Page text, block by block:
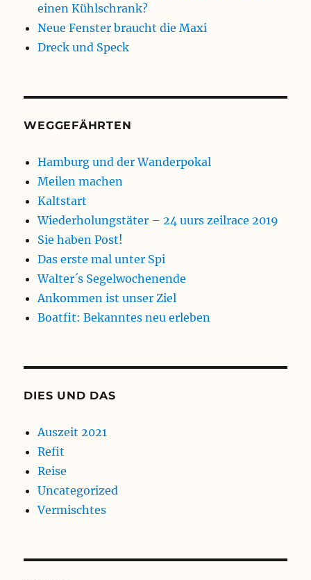
einen Kühlschrank?
Neue Fenster braucht die Maxi
Dreck und Speck
WEGGEFÄHRTEN
Hamburg und der Wanderpokal
Meilen machen
Kaltstart
Wiederholungstäter – 24 uurs zeilrace 2019
Sie haben Post!
Das erste mal unter Spi
Walter´s Segelwochenende
Ankommen ist unser Ziel
Boatfit: Bekanntes neu erleben
DIES UND DAS
Auszeit 2021
Refit
Reise
Uncategorized
Vermischtes